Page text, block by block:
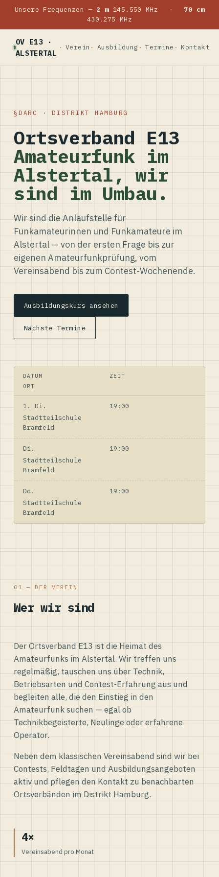
Unsere Frequenzen — 2 m145.550 MHz ·
70 cm
430.275 MHz
OV E13 ·
ALSTERTAL
Verein Ausbildung Termine Kontakt
DARC · DISTRIKT HAMBURG
Ortsverband E13
Amateurfunk im
Alstertal, wir
sind im Umbau.
Wir sind die Anlaufstelle für
Funkamateurinnen und Funkamateure im
Alstertal — von der ersten Frage bis zur
eigenen Amateurfunkprüfung, vom
Vereinsabend bis zum Contest-Wochenende.
Ausbildungskurs ansehen
Nächste Termine
DATUM
ZEIT
ORT
1. Di.
19:00
Stadtteilschule
Bramfeld
Di.
19:00
Stadtteilschule
Bramfeld
Do.
19:00
Stadtteilschule
Bramfeld
01 — DER VEREIN
Wer wir sind
Der Ortsverband E13 ist die Heimat des
Amateurfunks im Alstertal. Wir treffen uns
regelmäßig, tauschen uns über Technik,
Betriebsarten und Contest-Erfahrung aus und
begleiten alle, die den Einstieg in den
Amateurfunk suchen — egal ob
Technikbegeisterte, Neulinge oder erfahrene
Operator.
Neben dem klassischen Vereinsabend sind wir bei
Contests, Feldtagen und Ausbildungsangeboten
aktiv und pflegen den Kontakt zu benachbarten
Ortsverbänden im Distrikt Hamburg.
4×
Vereinsabend pro Monat